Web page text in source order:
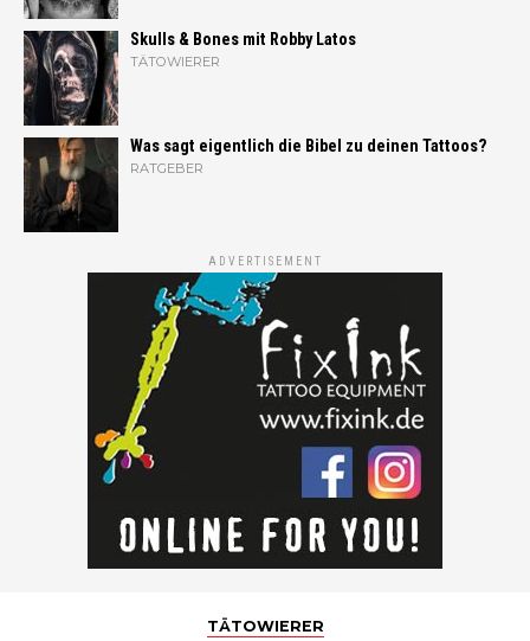
Skulls & Bones mit Robby Latos
TÄTOWIERER
Was sagt eigentlich die Bibel zu deinen Tattoos?
RATGEBER
ADVERTISEMENT
TÄTOWIERER